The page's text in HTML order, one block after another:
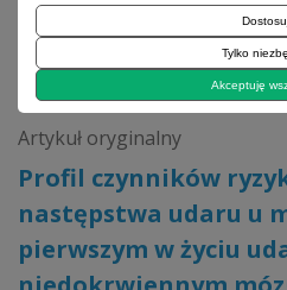
2009, tom 18, zeszyt 3
Artykuł oryginalny
Profil czynników
następstwa udaru u
pierwszym w życiu
Tylko
Akceptuję